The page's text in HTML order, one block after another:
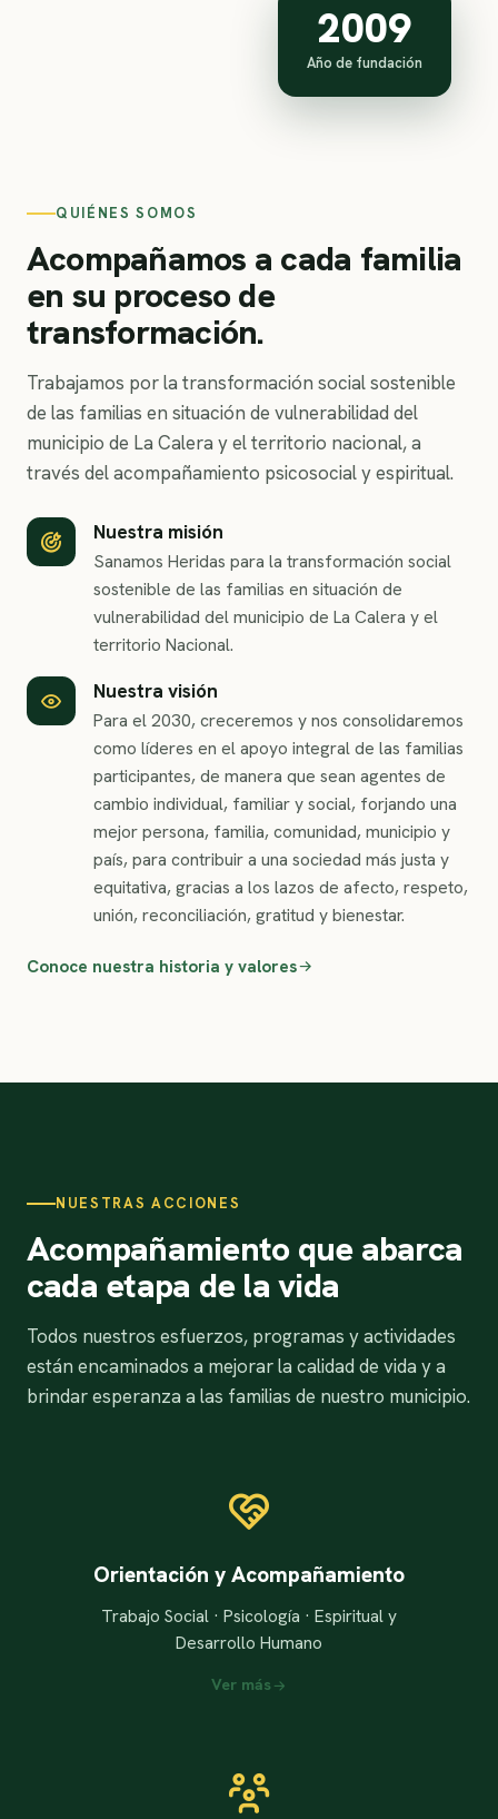
2009
Año de fundación
QUIÉNES SOMOS
Acompañamos a cada familia
en su proceso de
transformación.
Trabajamos por la transformación social sostenible
de las familias en situación de vulnerabilidad del
municipio de La Calera y el territorio nacional, a
través del acompañamiento psicosocial y espiritual.
Nuestra misión
Sanamos Heridas para la transformación social
sostenible de las familias en situación de
vulnerabilidad del municipio de La Calera y el
territorio Nacional.
Nuestra visión
Para el 2030, creceremos y nos consolidaremos
como líderes en el apoyo integral de las familias
participantes, de manera que sean agentes de
cambio individual, familiar y social, forjando una
mejor persona, familia, comunidad, municipio y
país, para contribuir a una sociedad más justa y
equitativa, gracias a los lazos de afecto, respeto,
unión, reconciliación, gratitud y bienestar.
Conoce nuestra historia y valores
NUESTRAS ACCIONES
Acompañamiento que abarca
cada etapa de la vida
Todos nuestros esfuerzos, programas y actividades
están encaminados a mejorar la calidad de vida y a
brindar esperanza a las familias de nuestro municipio.
Orientación y Acompañamiento
Trabajo Social · Psicología · Espiritual y
Desarrollo Humano
Ver más